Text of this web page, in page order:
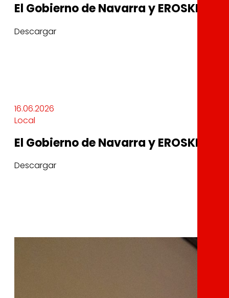
El Gobierno de Navarra y EROSKI
Descargar
16.06.2026
Local
El Gobierno de Navarra y EROSKI
Descargar